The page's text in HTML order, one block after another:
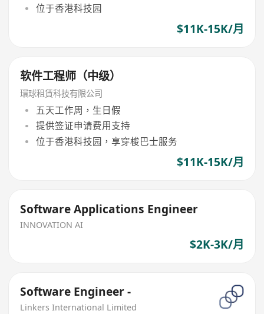
位于香港科技园
$11K-15K/月
软件工程师（中级）
環球租賃科技有限公司
五天工作周，生日假
提供签证申请费用支持
位于香港科技园，享穿梭巴士服务
$11K-15K/月
Software Applications Engineer
INNOVATION AI
$2K-3K/月
Software Engineer -
Linkers International Limited